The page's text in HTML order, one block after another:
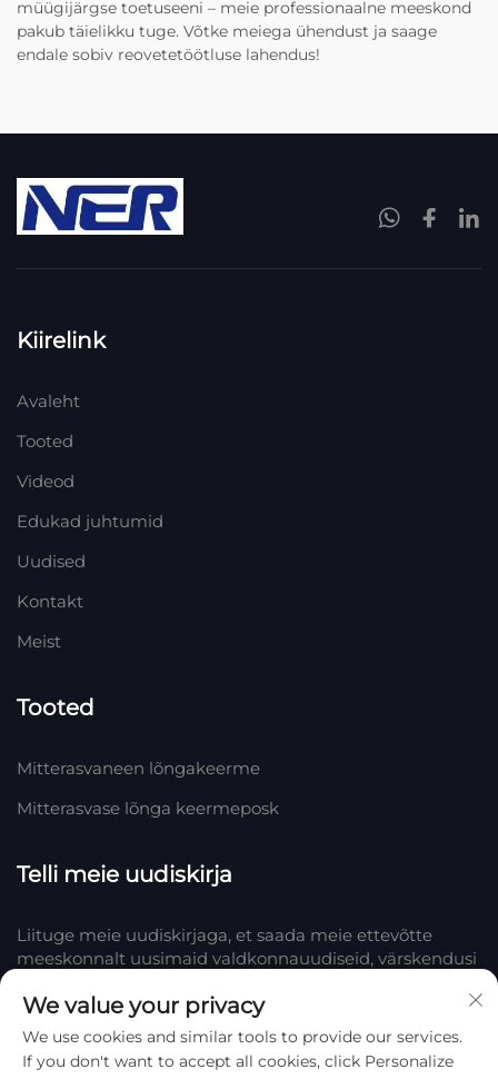
müügijärgse toetuseeni – meie professionaalne meeskond
pakub täielikku tuge. Võtke meiega ühendust ja saage
endale sobiv reovetetöötluse lahendus!
Kiirelink
Avaleht
Tooted
Videod
Edukad juhtumid
Uudised
Kontakt
Meist
Tooted
Mitterasvaneen lõngakeerme
Mitterasvase lõnga keermeposk
Telli meie uudiskirja
Liituge meie uudiskirjaga, et saada meie ettevõtte
meeskonnalt uusimaid valdkonnauudiseid, värskendusi
Telli
We value your privacy
We use cookies and similar tools to provide our services.
If you don't want to accept all cookies, click Personalize